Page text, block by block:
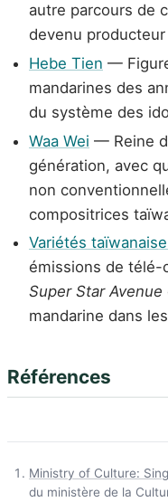
autre parcours de
devenu
Hebe Tien —
mandarines des
du système des
Waa Wei — Reine
génération, avec
non
compositrices
Variétés
émissions de télé-
Super Star Avenue
mandarine dans
Références
Ministry of Culture:
du ministère de la